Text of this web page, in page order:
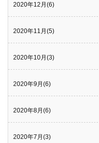
2020年12月(6)
2020年11月(5)
2020年10月(3)
2020年9月(6)
2020年8月(6)
2020年7月(3)